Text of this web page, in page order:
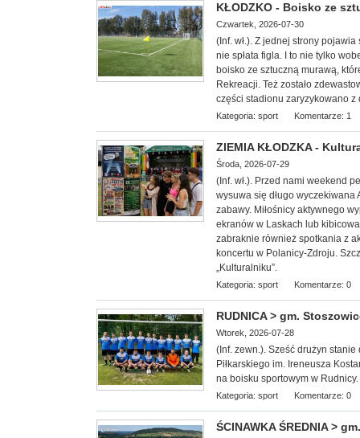
KŁODZKO - Boisko ze
Czwartek, 2026-07-30
(Inf. wł.). Z jednej strony
nie spłata figla. I to nie tylko
boisko ze sztuczną murawą,
Rekreacji. Też zostało
części stadionu zaryzykowano
Kategoria: sport Komentarze: 1
ZIEMIA KŁODZKA -
Środa, 2026-07-29
(Inf. wł.). Przed nami weekend
wysuwa się długo
zabawy. Miłośnicy aktywnego
ekranów w Laskach lub
zabraknie również spotkania z
koncertu w Polanicy-Zdroju.
„Kulturalniku”.
Kategoria: sport Komentarze: 0
RUDNICA > gm.
Wtorek, 2026-07-28
(Inf. zewn.). Sześć drużyn
Piłkarskiego im. Ireneusza
na boisku sportowym w Rudnicy.
Kategoria: sport Komentarze: 0
ŚCINAWKA ŚREDNIA >